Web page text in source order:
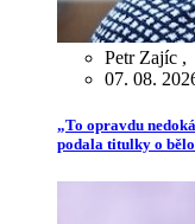
Petr Zajíc ,
07. 08.
„To opravdu
podala titulky o